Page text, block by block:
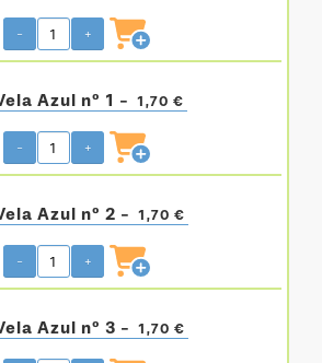
- +
Azul nº 1 - 1,70 €
- +
Azul nº 2 - 1,70 €
- +
Azul nº 3 - 1,70 €